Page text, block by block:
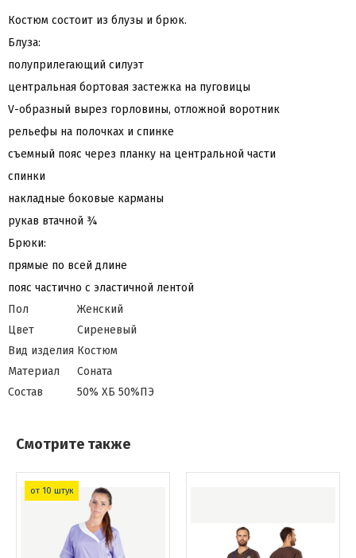
Костюм состоит из блузы и брюк.
Блуза:
полуприлегающий силуэт
центральная бортовая застежка на пуговицы
V-образный вырез горловины, отложной воротник
рельефы на полочках и спинке
съемный пояс через планку на центральной части
спинки
накладные боковые карманы
рукав втачной ¾
Брюки:
прямые по всей длине
пояс частично с эластичной лентой
Пол
Женский
Цвет
Сиреневый
Вид изделия Костюм
Материал
Соната
Состав
50% ХБ 50%ПЭ
Смотрите также
от 10 штук